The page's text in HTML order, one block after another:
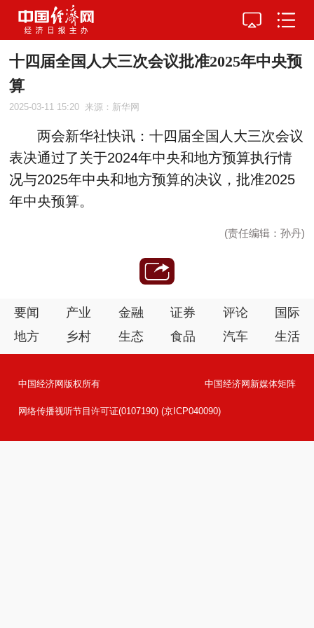
十四届全国人大三次会议批准2025年中央预
算
2025-03-11 15:20 来源：新华网
两会新华社快讯：十四届全国人大三次会议
表决通过了关于2024年中央和地方预算执行情
况与2025年中央和地方预算的决议，批准2025
年中央预算。
(责任编辑：孙丹)
要闻 产业 金融 证券 评论
国际
地方
乡村 生态 食品 汽车 生活
中国经济网版权所有 中国经济网新媒体矩阵
网络传播视听节目许可证(0107190) (京ICP040090)